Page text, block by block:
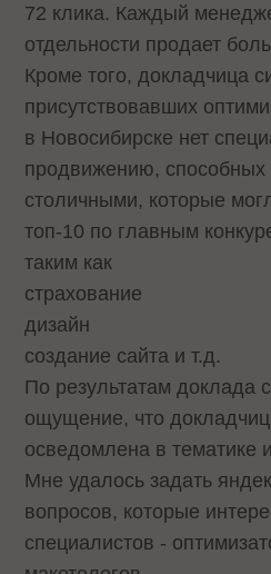
72 клика. Каждый
отдельности продает
Кроме того, докладчица
присутствовавших
в Новосибирске нет
продвижению, способных
столичными, которые
топ-10 по главным
таким как
страхование
дизайн
создание сайта и т.д.
По результатам доклада
ощущение, что
осведомлена в тематике
Мне удалось задать
вопросов, которые
специалистов -